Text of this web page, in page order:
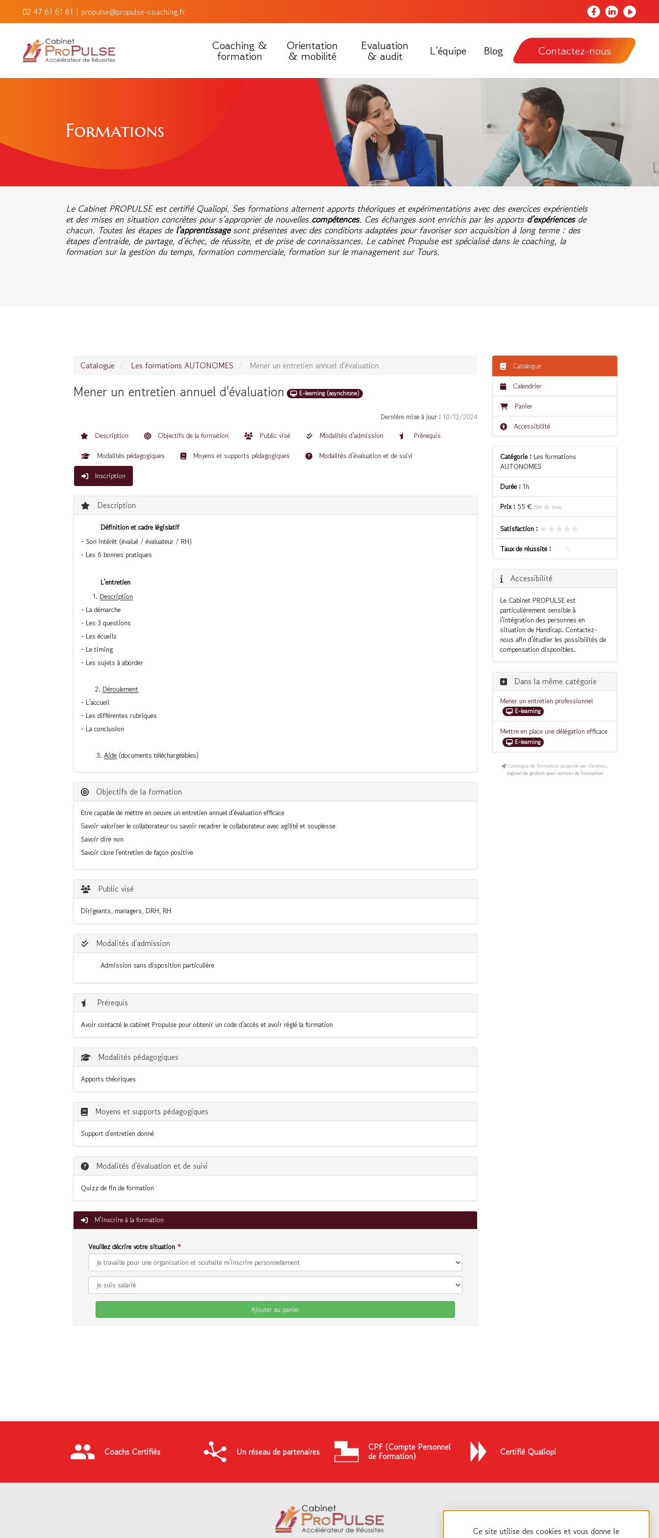
02 47 61 61 61 | propulse@propulse-coaching.fr
Notre
Facebook
Notre
LinkedIn
Notre
Youtube
Coaching &
formation
Orientation
& mobilité
Evaluation
& audit L’équipe Blog Contactez-nous
Formations
Le Cabinet PROPULSE est certifié Qualiopi. Ses formations alternent apports théoriques et expérimentations avec des exercices expérientiels
et des mises en situation concrètes pour s’approprier de nouvelles compétences. Ces échanges sont enrichis par les apports d’expériencesde
chacun. Toutes les étapes de l’apprentissagesont présentes avec des conditions adaptées pour favoriser son acquisition à long terme : des
étapes d’entraide, de partage, d’échec, de réussite, et de prise de connaissances. Le cabinet Propulse est spécialisé dans le coaching, la
formation sur la gestion du temps, formation commerciale, formation sur le management sur Tours.
Catalogue Les formations AUTONOMES Mener un entretien annuel d'évaluation
Mener un entretien annuel d'évaluation E-learning (asynchrone)
Dernière mise à jour : 10/12/2024
Description
Objectifs de la formation Public visé Modalités d'admission Prérequis
Modalités pédagogiques Moyens et supports pédagogiques Modalités d'évaluation et de suivi
Inscription
Description
Définition et cadre législatif
- Son intérêt (évalué / évaluateur / RH)
- Les 6 bonnes pratiques
L'entretien
1. Description
- La démarche
- Les 3 questions
- Les écueils
- Le timing
- Les sujets à aborder
2. Déroulement
- L'accueil
- Les différentes rubriques
- La conclusion
3.Aide (documents téléchargeables)
Objectifs de la formation
Etre capable de mettre en oeuvre un entretien annuel d'évaluation efficace
Savoir valoriser le collaborateur ou savoir recadrer le collaborateur avec agilité et souplesse
Savoir dire non
Savoir clore l'entretien de façon positive
Public visé
Dirigeants, managers, DRH, RH
Modalités d'admission
Admission sans disposition particulière
Prérequis
Avoir contacté le cabinet Propulse pour obtenir un code d'accès et avoir réglé la formation
Modalités pédagogiques
Apports théoriques
Moyens et supports pédagogiques
Support d'entretien donné
Modalités d'évaluation et de suivi
Quizz de fin de formation
M'inscrire à la formation
Veuillez décrire votre situation
Ajouter au panier
Catalogue
Calendrier
Panier
Accessibilité
Catégorie : Les formations
AUTONOMES
Durée : 1h
Prix : 55 € Net de taxe
Satisfaction : ★★★★★
★★★★★
Taux de réussite : - %
Accessibilité
Le Cabinet PROPULSE est
particulièrement sensible à
l'intégration des personnes en
situation de Handicap. Contactez-
nous afin d'étudier les possibilités de
compensation disponibles.
Dans la même catégorie
Mener un entretien professionnel
E-learning
Mettre en place une délégation efficace
E-learning
Catalogue de formation propulsé par Dendreo,
logiciel de gestion pour centres de formation
Coachs Certifiés Un réseau de partenaires CPF (Compte Personnel
de Formation) Certifié Qualiopi
Ce site utilise des cookies et vous donne le